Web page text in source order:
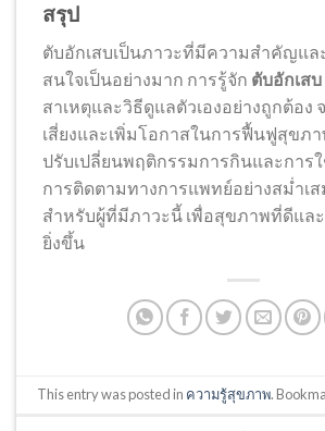
สรุป
ตับอักเสบเป็นภาวะที่มีความสำคัญแล
สนใจเป็นอย่างมาก การรู้จัก ตับอักเส
สาเหตุและวิธีดูแลตัวเองอย่างถูกต้อง
เสี่ยงและเพิ่มโอกาสในการฟื้นฟูสุขภ
ปรับเปลี่ยนพฤติกรรมการกินและการ
การติดตามทางการแพทย์อย่างสม่ำเส
สำหรับผู้ที่มีภาวะนี้ เพื่อสุขภาพที่ดีแ
ยิ่งขึ้น
This entry was posted in ความรู้สุขภาพ.